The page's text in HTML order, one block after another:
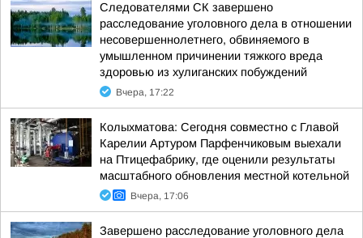
Следователями СК завершено
расследование уголовного дела в отношении
несовершеннолетнего, обвиняемого в
умышленном причинении тяжкого вреда
здоровью из хулиганских побуждений
Вчера, 17:22
Колыхматова: Сегодня совместно с Главой
Карелии Артуром Парфенчиковым выехали
на Птицефабрику, где оценили результаты
масштабного обновления местной котельной
Вчера, 17:06
Завершено расследование уголовного дела